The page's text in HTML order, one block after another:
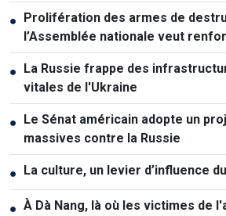
● Prolifération des armes de
l’Assemblée nationale veut
● La Russie frappe des
vitales de l'Ukraine
● Le Sénat américain adopte un
massives contre la Russie
● La culture, un levier d’influence
● À Dà Nang, là où les victimes de